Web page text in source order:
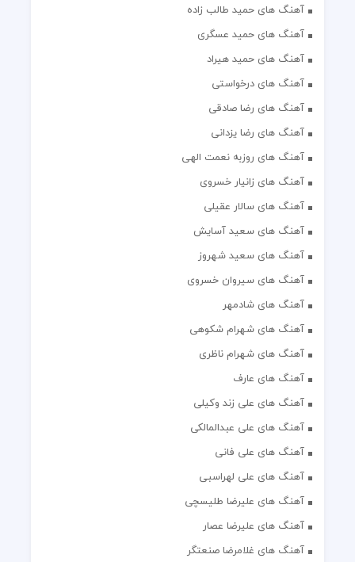
آهنگ های حمید طالب زاده
آهنگ های حمید عسگری
آهنگ های حمید هیراد
آهنگ های درخواستی
آهنگ های رضا صادقی
آهنگ های رضا یزدانی
آهنگ های روزبه نعمت الهی
آهنگ های زانیار خسروی
آهنگ های سالار عقیلی
آهنگ های سعید آسایش
آهنگ های سعید شهروز
آهنگ های سیروان خسروی
آهنگ های شادمهر
آهنگ های شهرام شکوهی
آهنگ های شهرام ناظری
آهنگ های عارف
آهنگ های علی زند وکیلی
آهنگ های علی عبدالمالکی
آهنگ های علی فانی
آهنگ های علی لهراسبی
آهنگ های علیرضا طلیسچی
آهنگ های علیرضا عصار
آهنگ های غلامرضا صنعتگر